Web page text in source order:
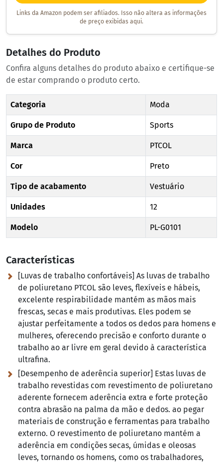
Links da Amazon podem ser afiliados. Isso não altera as informações
de preço exibidas aqui.
Detalhes do Produto
Confira alguns detalhes do produto abaixo e certifique-se
de estar comprando o produto certo.
Categoria Moda
Grupo de Produto Sports
Marca PTCOL
Cor Preto
Tipo de acabamento Vestuário
Unidades 12
Modelo PL-G0101
Características
[Luvas de trabalho confortáveis] As luvas de trabalho
de poliuretano PTCOL são leves, flexíveis e hábeis,
excelente respirabilidade mantém as mãos mais
frescas, secas e mais produtivas. Eles podem se
ajustar perfeitamente a todos os dedos para homens e
mulheres, oferecendo precisão e conforto durante o
trabalho ao ar livre em geral devido à característica
ultrafina.
[Desempenho de aderência superior] Estas luvas de
trabalho revestidas com revestimento de poliuretano
aderente fornecem aderência extra e forte proteção
contra abrasão na palma da mão e dedos. ao pegar
materiais de construção e ferramentas para trabalho
externo. O revestimento de poliuretano mantém a
aderência em condições secas, úmidas e oleosas
leves, tornando os homens, como os trabalhadores,